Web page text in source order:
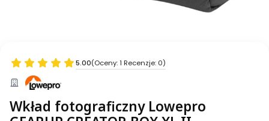
5.00(Oceny: 1 Recenzje: 0)
Wkład fotograficzny Lowepro